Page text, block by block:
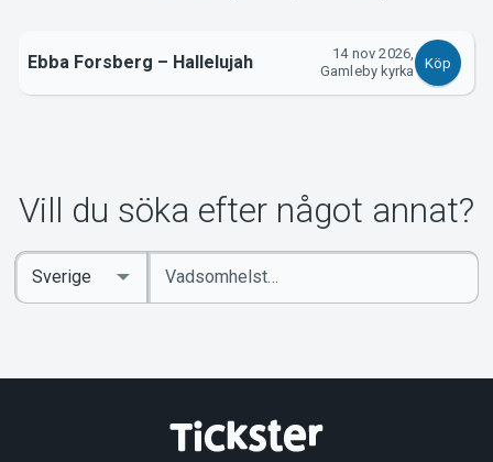
Om Tickster
Ebba Forsberg – Hallelujah
14 nov 2026,
Gamleby kyrka
Köp
Vill du söka efter något annat?
Ange
sökord
Select
Country